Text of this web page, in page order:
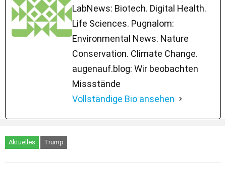
LabNews: Biotech. Digital Health.
Life Sciences. Pugnalom:
Environmental News. Nature
Conservation. Climate Change.
augenauf.blog: Wir beobachten
Missstände
Vollständige Bio ansehen
Aktuelles Trump